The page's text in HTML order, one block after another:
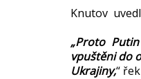
Knutov
„Proto
vpuštěni do
Ukrajiny,“